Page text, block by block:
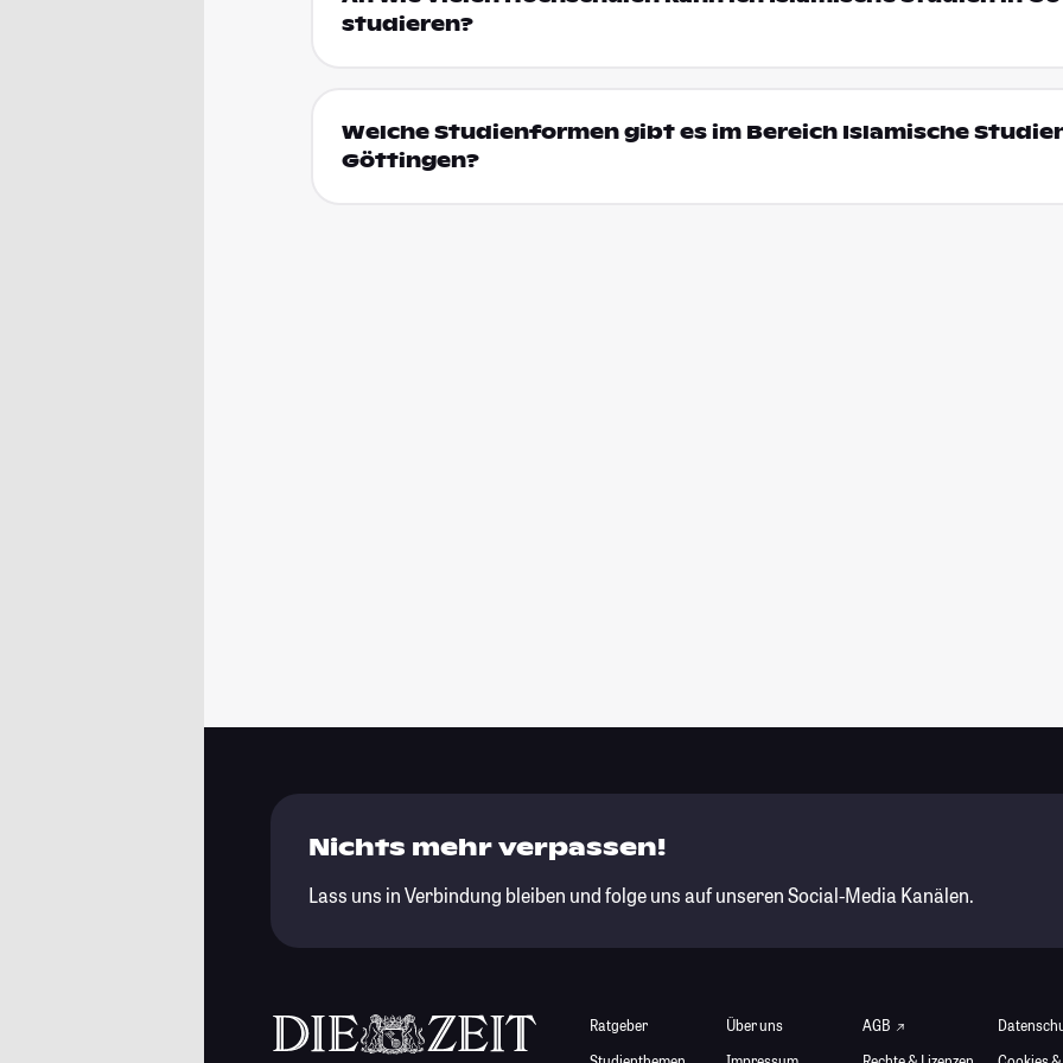
studieren?
Welche Studienformen gibt es im Bereich Islamische
Göttingen?
Nichts mehr verpassen!
Lass uns in Verbindung bleiben und folge uns auf unseren Social-Media Kanälen.
Ratgeber
Über uns
AGB